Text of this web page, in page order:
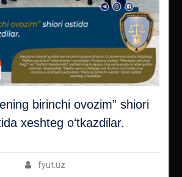
birinchi ovozim” shiori
xeshteg oʻtkazdilar.
fyut.uz